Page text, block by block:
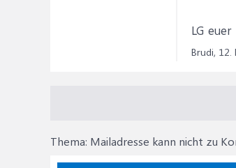
LG euer
Brudi, 12.
Thema: Mailadresse kann nicht zu